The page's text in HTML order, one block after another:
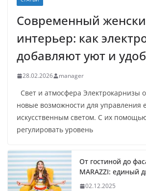
Современный
интерьер: как
добавляют уют и
28.02.2026 manager
Свет и атмосфера Электрокарнизы
новые возможности для управления
искусственным светом. С их
регулировать уровень
От гостиной до
MARAZZI: единый
02.12.2025